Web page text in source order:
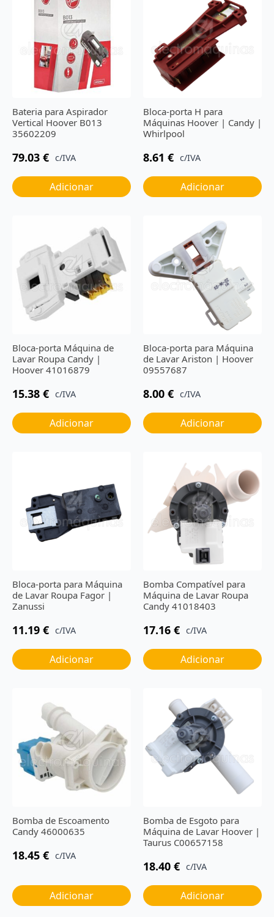
Bateria para Aspirador
Vertical Hoover B013
35602209
79.03 € c/IVA
Adicionar
Bloca-porta H para
Máquinas Hoover | Candy |
Whirlpool
8.61 € c/IVA
Adicionar
Bloca-porta Máquina de
Lavar Roupa Candy |
Hoover 41016879
15.38 € c/IVA
Adicionar
Bloca-porta para Máquina
de Lavar Ariston | Hoover
09557687
8.00 € c/IVA
Adicionar
Bloca-porta para Máquina
de Lavar Roupa Fagor |
Zanussi
11.19 € c/IVA
Adicionar
Bomba Compatível para
Máquina de Lavar Roupa
Candy 41018403
17.16 € c/IVA
Adicionar
Bomba de Escoamento
Candy 46000635
18.45 € c/IVA
Adicionar
Bomba de Esgoto para
Máquina de Lavar Hoover |
Taurus C00657158
18.40 € c/IVA
Adicionar